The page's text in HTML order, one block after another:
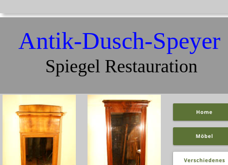
Antik-Dusch-Speyer
Spiegel Restauration